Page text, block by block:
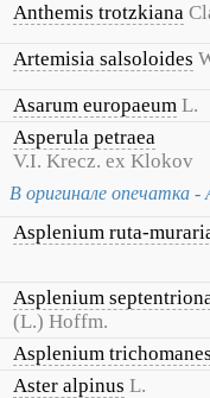
Anthemis trotzkiana
Artemisia salsoloides
Asarum europaeum L.
Asperula petraea
V.I. Krecz. ex Klokov
В оригинале опечатка -
Asplenium ruta-
Asplenium
(L.) Hoffm.
Asplenium
Aster alpinus L.